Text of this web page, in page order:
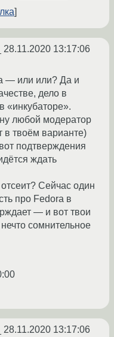
28.11.2020 13:17:06
— или или? Да и
дело в
«инкубаторе».
любой модератор
в твоём варианте)
подтверждения
ждать
Сейчас один
про Fedora в
— и вот твои
сомнительное
28.11.2020 13:17:06